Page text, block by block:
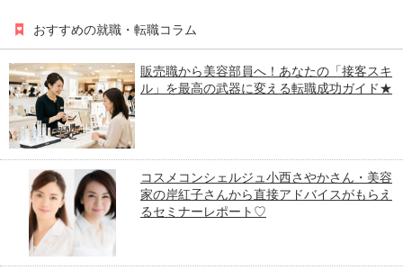
おすすめの就職・転職コラム
販売職から美容部員へ！あなたの「接客スキ
ル」を最高の武器に変える転職成功ガイド★
コスメコンシェルジュ小西さやかさん・美容
家の岸紅子さんから直接アドバイスがもらえ
るセミナーレポート♡